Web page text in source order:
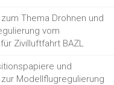
Thema Drohnen und
vom
Zivilluftfahrt BAZL
und
Modellflugregulierung